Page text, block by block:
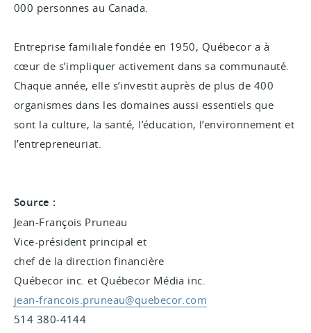
000 personnes au Canada.
Entreprise familiale fondée en 1950, Québecor a à
cœur de s’impliquer activement dans sa communauté.
Chaque année, elle s’investit auprès de plus de 400
organismes dans les domaines aussi essentiels que
sont la culture, la santé, l’éducation, l’environnement et
l’entrepreneuriat.
Source :
Jean-François Pruneau
Vice-président principal et
chef de la direction financière
Québecor inc. et Québecor Média inc.
jean-francois.pruneau@quebecor.com
514 380-4144